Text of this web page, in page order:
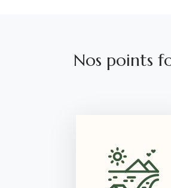
Nos points